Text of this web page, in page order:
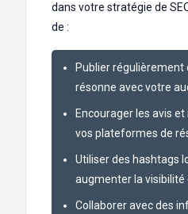
dans votre stratégie de
de :
Publier régulièrement
résonne avec votre
Encourager les avis
vos plateformes de
Utiliser des hashtags
augmenter la visibilité
Collaborer avec des